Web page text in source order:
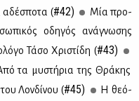
αδέ­σπο­τα (#42)
Μία προ­
οδη­γός ανά­γνω­σης
Τά­σο Χρι­στί­δη (#43)
τα μυ­στή­ρια της Θρά­κης
Λον­δί­νου (#45)
Η θε­ό­